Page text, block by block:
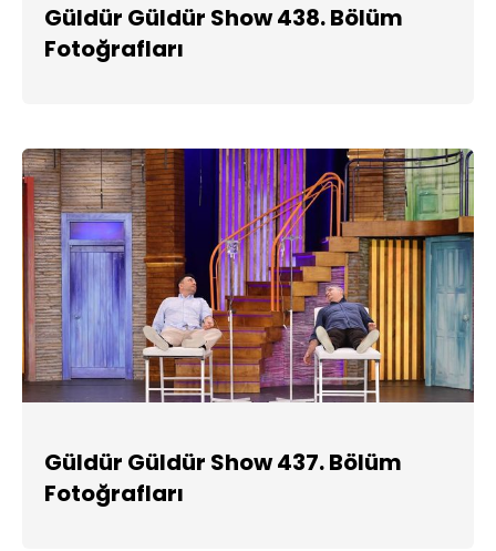
Güldür Güldür Show 438. Bölüm
Fotoğrafları
Güldür Güldür Show 437. Bölüm
Fotoğrafları